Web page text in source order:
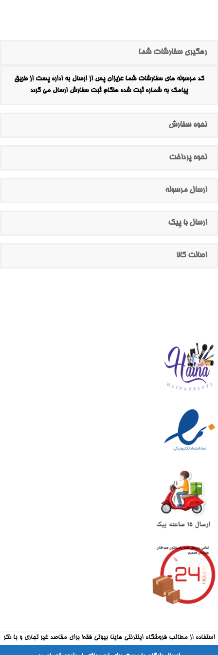
رهگیری سفارشات شما
کد مرسوله های سفارشات شما عزیزان پس از ارسال به اداره پست از طریق
پیامک به شماره ثبت شده هنگام ثبت سفارش ارسال می گردد
نحوه سفارش
نحوه پرداخت
ارسال مرسوله
ارسال با پیک
اصالت کالا
استفاده از مطالب فروشگاه اینترنتی هاینا بیوتی فقط برای مقاصد غیر تجاری و با ذکر